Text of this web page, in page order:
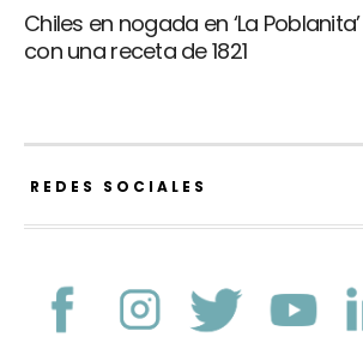
Chiles en nogada en ‘La
con una receta de 1821
REDES SOCIALES